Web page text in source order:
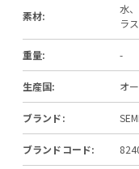
素材:
水
ラ
重量: -
生産国: オ
ブランド:
ブランドコード: